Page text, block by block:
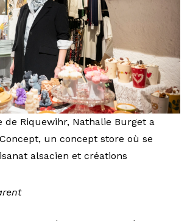
de Riquewihr, Nathalie Burget a
un concept store où se
alsacien et créations